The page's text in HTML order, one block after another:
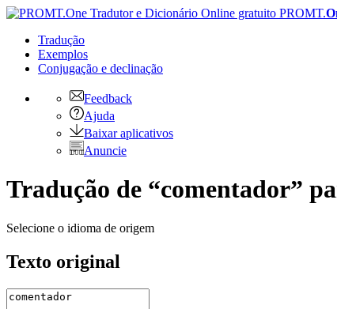
PROMT.
Tradução
Exemplos
Conjugação e declinação
Feedback
Ajuda
Baixar aplicativos
Anuncie
Tradução de “comentador”
Selecione o idioma de origem
Texto original